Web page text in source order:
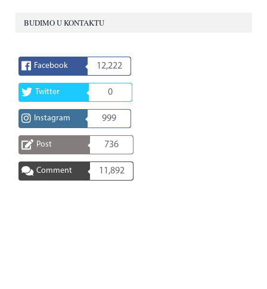
BUDIMO U KONTAKTU
Facebook 12,222
Twitter 0
Instagram 999
Post 736
Comment 11,892